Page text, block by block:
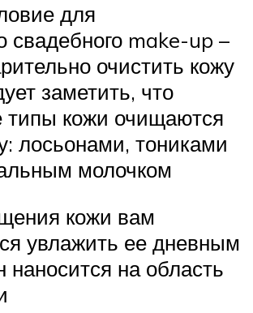
для
свадебного make-up –
очистить кожу
заметить, что
типы кожи очищаются
лосьонами, тониками
молочком
кожи вам
увлажить ее дневным
на область